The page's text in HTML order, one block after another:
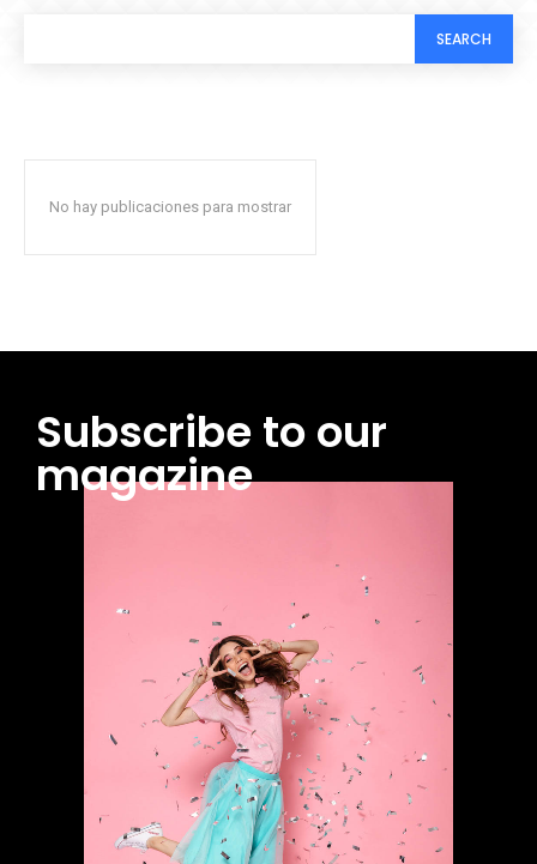
SEARCH
No hay publicaciones para mostrar
Subscribe to our
magazine